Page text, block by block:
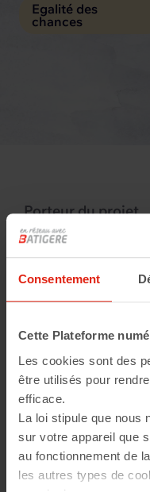
Consentement
Cette Plateforme
Les cookies sont des
être utilisés pour
efficace.
La loi stipule que nous
sur votre appareil que
au fonctionnement de
les autres types de
Egalité des
chances
Ces équipements
besoins des
des cours
Étrangère (FLE), en
d’apprentissage
Porteur du projet
Nawel AMRANE
Région
Ile-de-France
Montant de la
5 000 €
2016